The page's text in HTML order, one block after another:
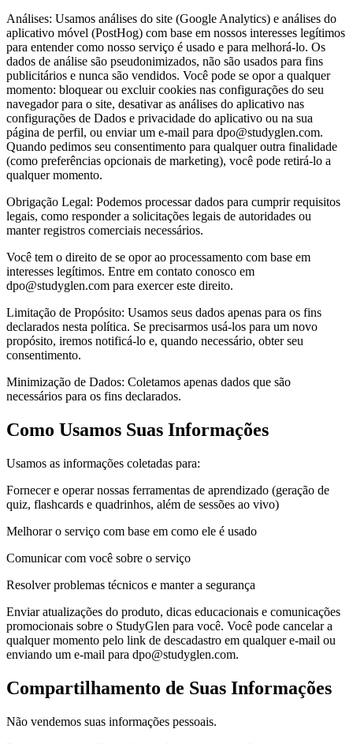
Análises: Usamos análises do site (Google Analytics) e análises do
aplicativo móvel (PostHog) com base em nossos interesses legítimos
para entender como nosso serviço é usado e para melhorá-lo. Os
dados de análise são pseudonimizados, não são usados para fins
publicitários e nunca são vendidos. Você pode se opor a qualquer
momento: bloquear ou excluir cookies nas configurações do seu
navegador para o site, desativar as análises do aplicativo nas
configurações de Dados e privacidade do aplicativo ou na sua
página de perfil, ou enviar um e-mail para dpo@studyglen.com.
Quando pedimos seu consentimento para qualquer outra finalidade
(como preferências opcionais de marketing), você pode retirá-lo a
qualquer momento.
Obrigação Legal: Podemos processar dados para cumprir requisitos
legais, como responder a solicitações legais de autoridades ou
manter registros comerciais necessários.
Você tem o direito de se opor ao processamento com base em
interesses legítimos. Entre em contato conosco em
dpo@studyglen.com para exercer este direito.
Limitação de Propósito: Usamos seus dados apenas para os fins
declarados nesta política. Se precisarmos usá-los para um novo
propósito, iremos notificá-lo e, quando necessário, obter seu
consentimento.
Minimização de Dados: Coletamos apenas dados que são
necessários para os fins declarados.
Como Usamos Suas Informações
Usamos as informações coletadas para:
Fornecer e operar nossas ferramentas de aprendizado (geração de
quiz, flashcards e quadrinhos, além de sessões ao vivo)
Melhorar o serviço com base em como ele é usado
Comunicar com você sobre o serviço
Resolver problemas técnicos e manter a segurança
Enviar atualizações do produto, dicas educacionais e comunicações
promocionais sobre o StudyGlen para você. Você pode cancelar a
qualquer momento pelo link de descadastro em qualquer e-mail ou
enviando um e-mail para dpo@studyglen.com.
Compartilhamento de Suas Informações
Não vendemos suas informações pessoais.